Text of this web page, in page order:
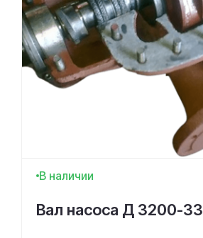
В наличии
Вал насоса Д 3200-33